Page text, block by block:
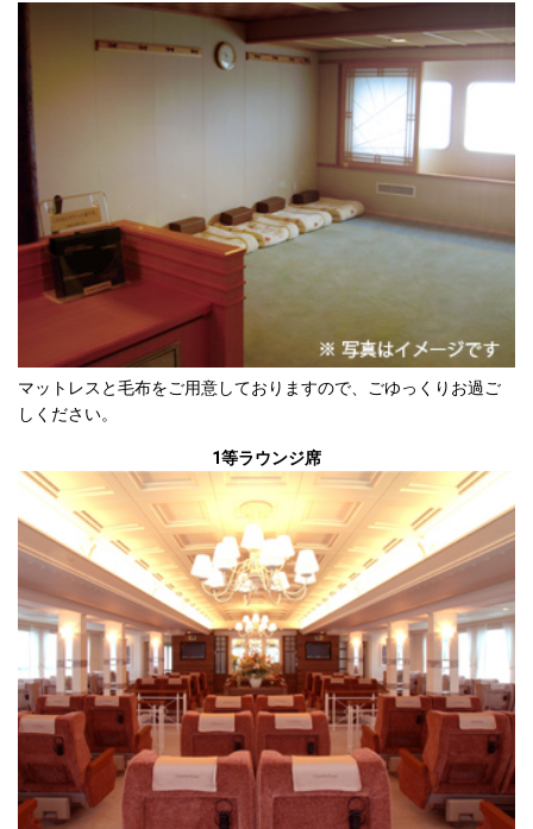
マットレスと毛布をご用意しておりますので、ごゆっくりお過ご
しください。
1等ラウンジ席